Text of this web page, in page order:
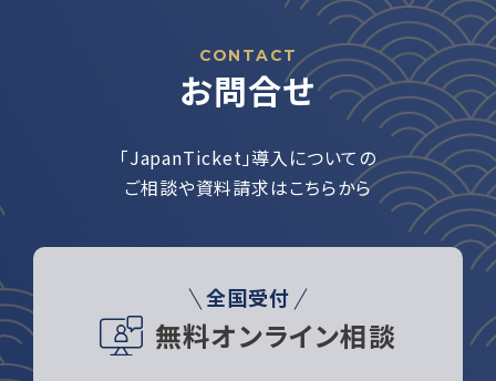
CONTACT
お問合せ
「JapanTicket」導入についての
ご相談や資料請求はこちらから
全国受付
無料オンライン相談